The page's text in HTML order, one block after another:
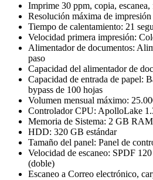
Imprime 30 ppm, copia,
Resolución máxima de
Tiempo de calentamiento: 21
Velocidad primera impresión:
Alimentador de documentos:
paso
Capacidad del alimentador de
Capacidad de entrada de papel:
bypass de 100 hojas
Volumen mensual máximo:
Controlador CPU: ApolloLake
Memoria de Sistema: 2 GB RAM
HDD: 320 GB estándar
Tamaño del panel: Panel de
Velocidad de escaneo: SPDF
(doble)
Escaneo a Correo electrónico,